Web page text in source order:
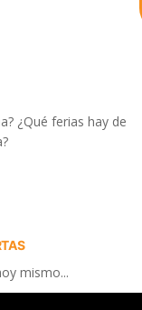
¿Qué ferias hay de
mismo...